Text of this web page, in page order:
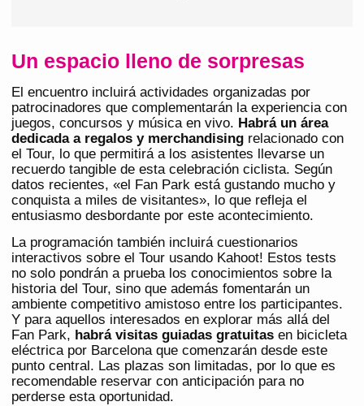
Un espacio lleno de sorpresas
El encuentro incluirá actividades organizadas por
patrocinadores que complementarán la experiencia con
juegos, concursos y música en vivo. Habrá un área
dedicada a regalos y merchandising relacionado con
el Tour, lo que permitirá a los asistentes llevarse un
recuerdo tangible de esta celebración ciclista. Según
datos recientes, «el Fan Park está gustando mucho y
conquista a miles de visitantes», lo que refleja el
entusiasmo desbordante por este acontecimiento.
La programación también incluirá cuestionarios
interactivos sobre el Tour usando Kahoot! Estos tests
no solo pondrán a prueba los conocimientos sobre la
historia del Tour, sino que además fomentarán un
ambiente competitivo amistoso entre los participantes.
Y para aquellos interesados en explorar más allá del
Fan Park, habrá visitas guiadas gratuitas en bicicleta
eléctrica por Barcelona que comenzarán desde este
punto central. Las plazas son limitadas, por lo que es
recomendable reservar con anticipación para no
perderse esta oportunidad.